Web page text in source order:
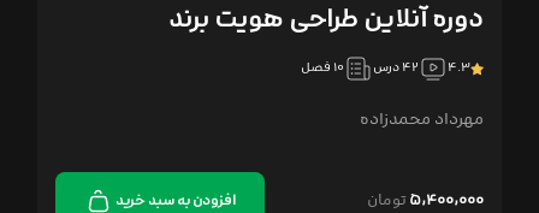
دوره آنلاین طراحی هویت برند
۴.۳ ۴۲ درس ۱۰ فصل
مهرداد محمدزاده
۵,۴۰۰,۰۰۰ تومان افزودن به سبد خرید